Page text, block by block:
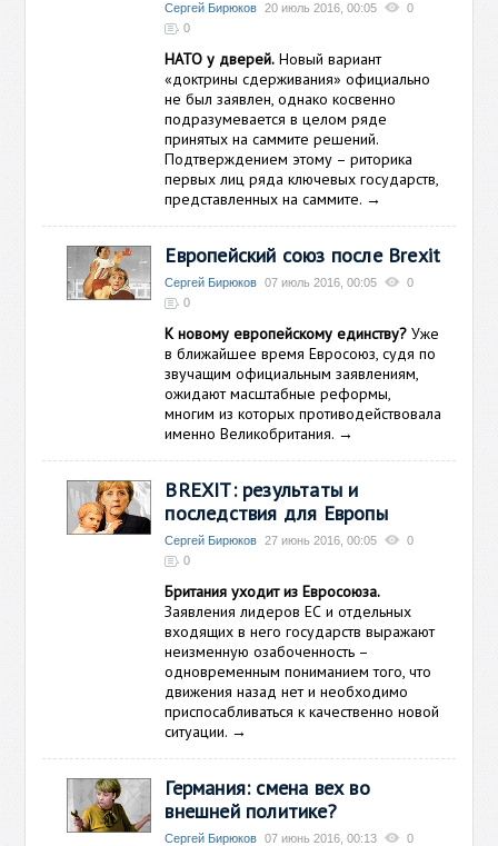
Сергей Бирюков 20 июль 2016, 00:05
0
0
НАТО у дверей. Новый вариант
«доктрины сдерживания» официально
не был заявлен, однако косвенно
подразумевается в целом ряде
принятых на саммите решений.
Подтверждением этому – риторика
первых лиц ряда ключевых государств,
представленных на саммите. →
Европейский союз после Brexit
Сергей Бирюков 07 июль 2016, 00:05
0
0
К новому европейскому единству? Уже
в ближайшее время Евросоюз, судя по
звучащим официальным заявлениям,
ожидают масштабные реформы,
многим из которых противодействовала
именно Великобритания. →
BREXIT: результаты и
последствия для Европы
Сергей Бирюков 27 июнь 2016, 00:05
0
0
Британия уходит из Евросоюза.
Заявления лидеров ЕС и отдельных
входящих в него государств выражают
неизменную озабоченность –
одновременным пониманием того, что
движения назад нет и необходимо
приспосабливаться к качественно новой
ситуации. →
Германия: смена вех во
внешней политике?
Сергей Бирюков 07 июнь 2016, 00:13 0